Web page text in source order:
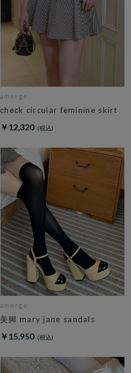
amerge.
check circular feminine skirt
￥12,320
amerge.
美脚 mary jane sandals
￥15,950